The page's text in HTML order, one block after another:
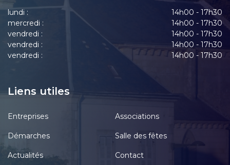
lundi :
14h00 - 17h30
mercredi :
14h00 - 17h30
vendredi :
14h00 - 17h30
vendredi :
14h00 - 17h30
vendredi :
14h00 - 17h30
Liens utiles
Entreprises Associations
Démarches Salle des fêtes
Actualités Contact